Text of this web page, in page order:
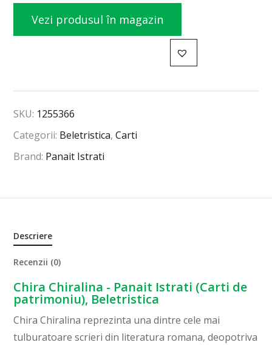
Vezi produsul în magazin
SKU: 1255366
Categorii: Beletristica,Carti
Brand: Panait Istrati
Descriere
Recenzii (0)
Chira Chiralina - Panait Istrati (Carti de
patrimoniu), Beletristica
Chira Chiralina reprezinta una dintre cele mai
tulburatoare scrieri din literatura romana, deopotriva